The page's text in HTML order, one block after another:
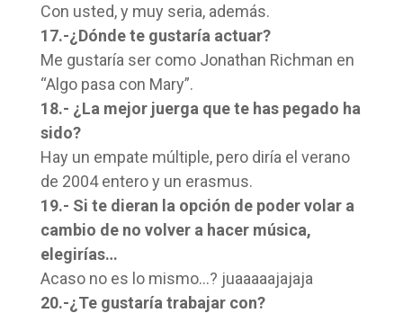
Con usted, y muy seria, además.
17.-¿Dónde te gustaría actuar?
Me gustaría ser como Jonathan Richman en
“Algo pasa con Mary”.
18.- ¿La mejor juerga que te has pegado ha
sido?
Hay un empate múltiple, pero diría el verano
de 2004 entero y un erasmus.
19.- Si te dieran la opción de poder volar a
cambio de no volver a hacer música,
elegirías…
Acaso no es lo mismo…? juaaaaajajaja
20.-¿Te gustaría trabajar con?